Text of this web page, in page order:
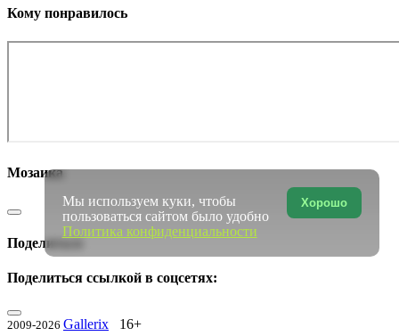
Кому понравилось
Мозаика
Поделиться
Поделиться ссылкой в соцсетях:
2009-2026 Gallerix 16+
Хорошо
Мы используем куки, чтобы
пользоваться сайтом было удобно
Политика конфиденциальности